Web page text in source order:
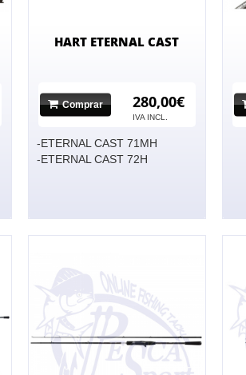
No hay imagen
HART ETERNAL CAST
Comprar 280,00€
IVA INCL.
-ETERNAL CAST 71MH
-ETERNAL CAST 72H